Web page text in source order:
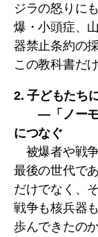
ジラの怒りに
爆・小頭症、
器禁止条約の
この教科書だけ
2. 子どもたち
―「ノー
につなぐ
被爆者や戦
最後の世代で
だけでなく、
戦争も核兵器
歩んできたの